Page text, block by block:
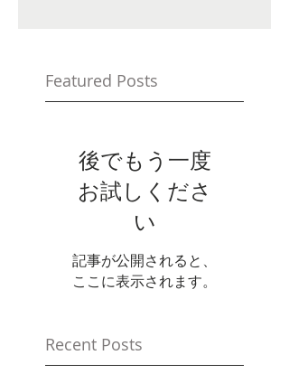
Featured Posts
後でもう一度
お試しくださ
い
記事が公開されると、
ここに表示されます。
Recent Posts